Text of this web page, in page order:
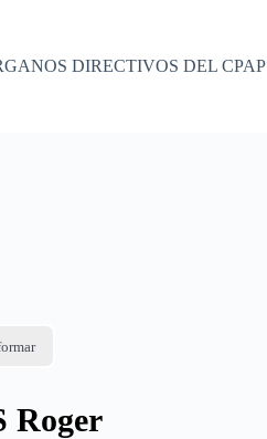
DIRECTIVOS DEL CPAP
Roger